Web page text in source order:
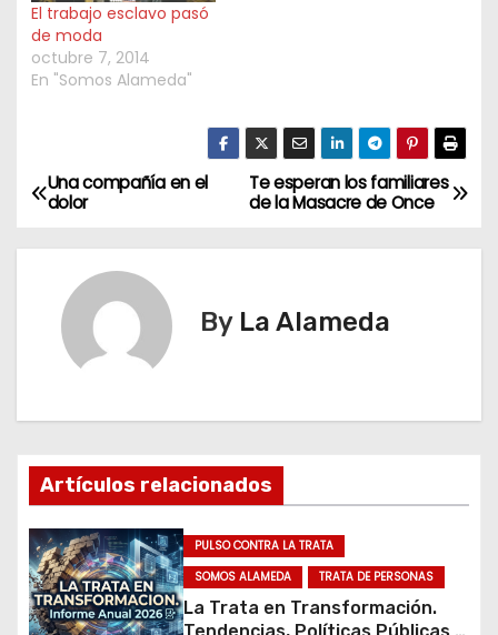
El trabajo esclavo pasó
de moda
octubre 7, 2014
En "Somos Alameda"
N
a
a
c
i
ó
n
Te esperan los familiares
de la Masacre de Once
Una compañía en el
dolor
By La Alameda
Artículos relacionados
PULSO CONTRA LA TRATA
SOMOS ALAMEDA
TRATA DE PERSONAS
La Trata en Transformación.